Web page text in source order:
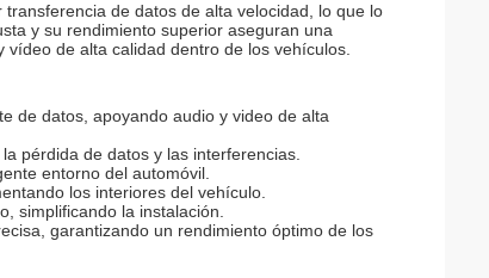
de datos de alta velocidad, lo que lo
y su rendimiento superior aseguran una
de alta calidad dentro de los vehículos.
de datos, apoyando audio y video de alta
pérdida de datos y las interferencias.
entorno del automóvil.
los interiores del vehículo.
simplificando la instalación.
garantizando un rendimiento óptimo de los